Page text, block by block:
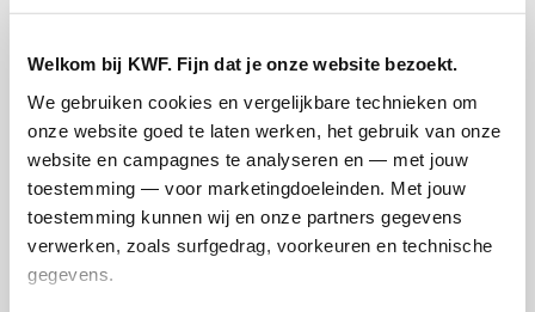
Welkom bij KWF. Fijn dat je onze website bezoekt.
We gebruiken cookies en vergelijkbare technieken om
onze website goed te laten werken, het gebruik van onze
website en campagnes te analyseren en — met jouw
toestemming — voor marketingdoeleinden. Met jouw
toestemming kunnen wij en onze partners gegevens
verwerken, zoals surfgedrag, voorkeuren en technische
gegevens.
Actiepagina gemaakt